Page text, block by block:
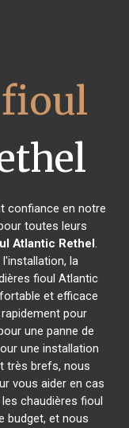
fioul
confiance en notre
toutes leurs
Atlantic Rethel.
la
fioul Atlantic
et efficace
pour
une panne de
une installation
très brefs, nous
vous aider en cas
chaudières fioul
budget, et nous